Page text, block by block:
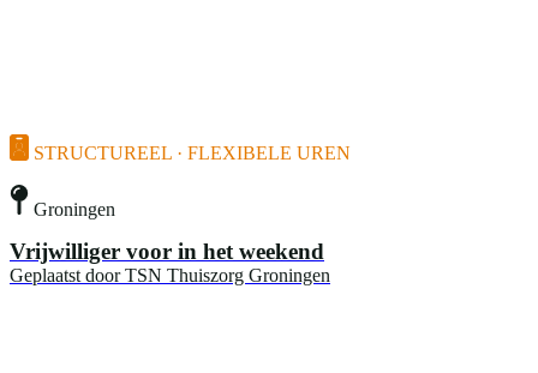
STRUCTUREEL · FLEXIBELE UREN
Groningen
Vrijwilliger voor in het weekend
Geplaatst door TSN Thuiszorg Groningen